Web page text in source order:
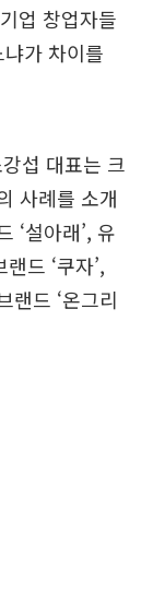
업 창업자들
가 차이를
섭 대표는 크
사례를 소개
‘설아래’, 유
드 ‘쿠자’,
랜드 ‘온그리